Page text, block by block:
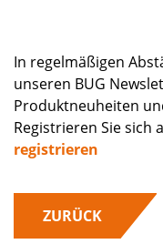
In regelmäßigen
unseren BUG
Produktneuheiten
Registrieren Sie sich
registrieren
ZURÜCK